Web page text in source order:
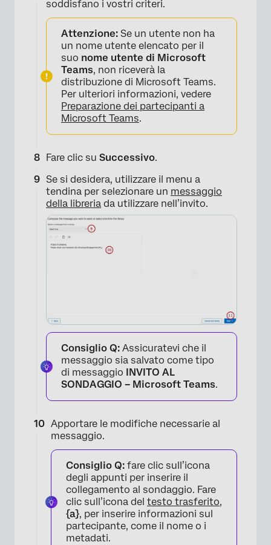
soddisfano i vostri criteri.
Attenzione: Se un utente non ha
un nome utente elencato per il
suo nome utente di Microsoft
Teams, non riceverà la
distribuzione di Microsoft Teams.
Per ulteriori informazioni, vedere
Preparazione dei partecipanti a
Microsoft Teams.
Fare clic su Successivo.
Se si desidera, utilizzare il menu a
tendina per selezionare un messaggio
della libreria da utilizzare nell’invito.
Consiglio Q: Assicuratevi che il
messaggio sia salvato come tipo
di messaggio INVITO AL
SONDAGGIO – Microsoft Teams.
Apportare le modifiche necessarie al
messaggio.
Consiglio Q: fare clic sull’icona
degli appunti per inserire il
collegamento al sondaggio. Fare
clic sull’icona del testo trasferito,
{a}, per inserire informazioni sul
partecipante, come il nome o i
metadati.